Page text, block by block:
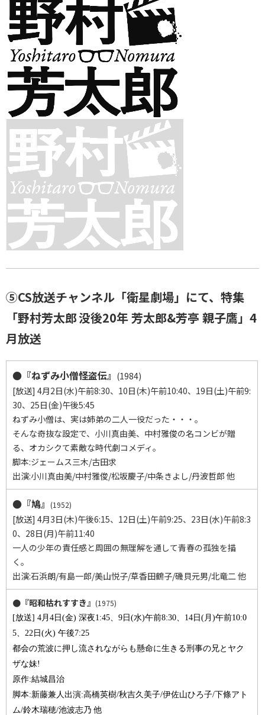
⑤CS放送チャンネル「衛星劇場」にて、特集
「野村芳太郎没後20年 芳太郎&芳亭 親子鷹」4
月放送
●『ねずみ小僧怪盗伝』 (1984)
[放送] 4月2日(水)午前8:30、10日(木)午前10:40、19日(土)午前9:
30、25日(金)午後5:45
ねずみ小僧は、実は姉弟の二人一役だった・・・。
そんな奇抜な設定で、小川真由美、中村雅俊の名コンビが贈
る、オカシクて素敵な時代劇コメディ。
脚本:ジェームス三木/古田求
出演:小川真由美/中村雅俊/松坂慶子/中条きよし/丹波哲郎 他
●『鳩』 (1952)
[放送] 4月3日(木)午後6:15、12日(土)午前9:25、23日(水)午前8:3
0、28日(月)午前11:40
一人の少年の責任感と周囲の無理解を通して青春の孤独を描
く。
出演:石浜朗/有島一郎/美山悦子/草香田鶴子/磯貝元男/北竜二 他
●『昭和枯れすすき』 (1975)
[放送] 4月4日(金) 深夜1:45、9日(水)午前8:30、14日(月)午前10:0
5、22日(火) 午後7:25
都会の荒波に押し流されながらも懸命に生きる刑事の兄とヤク
ザな妹!
原作:結城昌治
脚本:新藤兼人 出演:高橋英樹/秋吉久美子/伊佐山ひろ子/下條アト
ム/鈴木瑞穂/池波志乃 他